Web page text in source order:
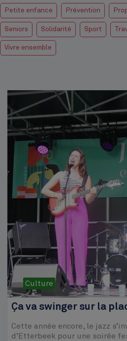
Cinquantenaire
Petite enfance Prévention
Seniors Solidarité Sport
Vivre ensemble
Culture
Ça va swinger sur la
Cette année encore, le jazz
d’Etterbeek pour une soirée